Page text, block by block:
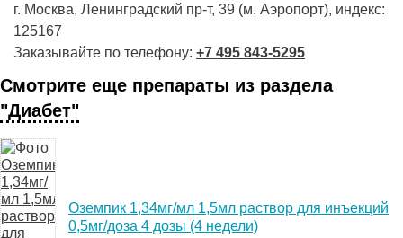
г. Москва, Ленинградский пр-т, 39 (м. Аэропорт), индекс:
125167
Заказывайте по телефону: +7 495 843-5295
Смотрите еще препараты из раздела
"Диабет"
Оземпик 1,34мг/мл 1,5мл раствор для инъекций
0,5мг/доза 4 дозы (4 недели)